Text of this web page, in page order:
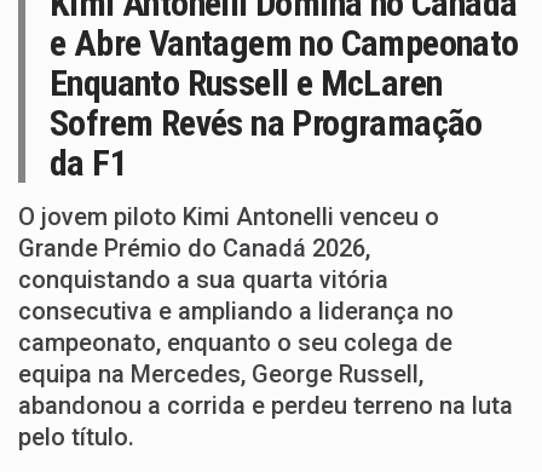
e Abre Vantagem no Campeonato
Enquanto Russell e McLaren
Sofrem Revés na Programação
da F1
O jovem piloto Kimi Antonelli venceu o
Grande Prémio do Canadá 2026,
conquistando a sua quarta vitória
consecutiva e ampliando a liderança no
campeonato, enquanto o seu colega de
equipa na Mercedes, George Russell,
abandonou a corrida e perdeu terreno na luta
pelo título.